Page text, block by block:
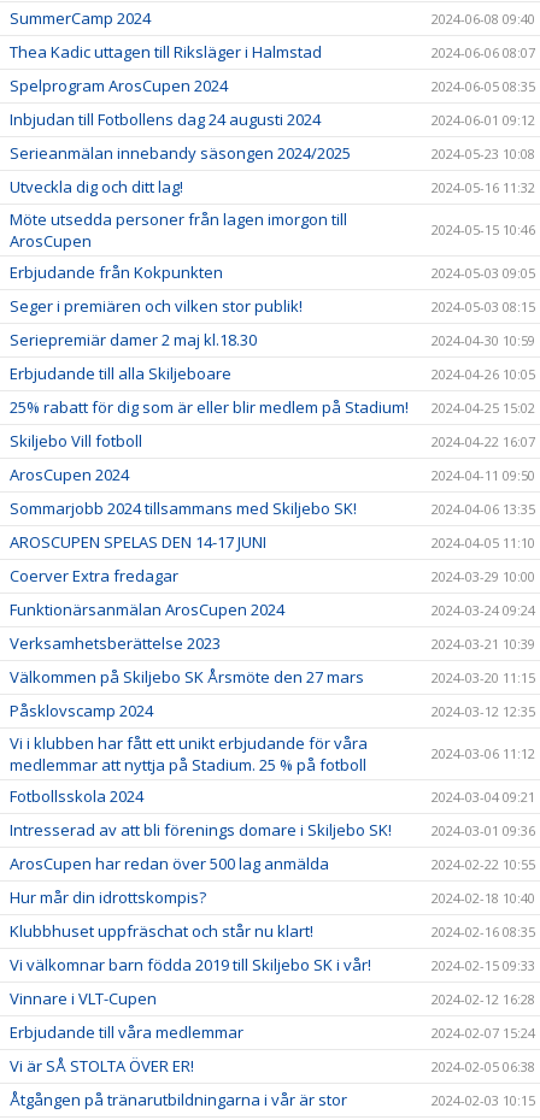
SummerCamp 2024 2024-06-08 09:40
Thea Kadic uttagen till Riksläger i Halmstad 2024-06-06 08:07
Spelprogram ArosCupen 2024 2024-06-05 08:35
Inbjudan till Fotbollens dag 24 augusti 2024 2024-06-01 09:12
Serieanmälan innebandy säsongen 2024/2025 2024-05-23 10:08
Utveckla dig och ditt lag! 2024-05-16 11:32
Möte utsedda personer från lagen imorgon till
ArosCupen
2024-05-15 10:46
Erbjudande från Kokpunkten 2024-05-03 09:05
Seger i premiären och vilken stor publik! 2024-05-03 08:15
Seriepremiär damer 2 maj kl.18.30 2024-04-30 10:59
Erbjudande till alla Skiljeboare 2024-04-26 10:05
25% rabatt för dig som är eller blir medlem på Stadium! 2024-04-25 15:02
Skiljebo Vill fotboll 2024-04-22 16:07
ArosCupen 2024 2024-04-11 09:50
Sommarjobb 2024 tillsammans med Skiljebo SK! 2024-04-06 13:35
AROSCUPEN SPELAS DEN 14-17 JUNI 2024-04-05 11:10
Coerver Extra fredagar 2024-03-29 10:00
Funktionärsanmälan ArosCupen 2024 2024-03-24 09:24
Verksamhetsberättelse 2023 2024-03-21 10:39
Välkommen på Skiljebo SK Årsmöte den 27 mars 2024-03-20 11:15
Påsklovscamp 2024 2024-03-12 12:35
Vi i klubben har fått ett unikt erbjudande för våra
medlemmar att nyttja på Stadium. 25 % på fotboll
2024-03-06 11:12
Fotbollsskola 2024 2024-03-04 09:21
Intresserad av att bli förenings domare i Skiljebo SK! 2024-03-01 09:36
ArosCupen har redan över 500 lag anmälda 2024-02-22 10:55
Hur mår din idrottskompis? 2024-02-18 10:40
Klubbhuset uppfräschat och står nu klart! 2024-02-16 08:35
Vi välkomnar barn födda 2019 till Skiljebo SK i vår! 2024-02-15 09:33
Vinnare i VLT-Cupen 2024-02-12 16:28
Erbjudande till våra medlemmar 2024-02-07 15:24
Vi är SÅ STOLTA ÖVER ER! 2024-02-05 06:38
Åtgången på tränarutbildningarna i vår är stor 2024-02-03 10:15